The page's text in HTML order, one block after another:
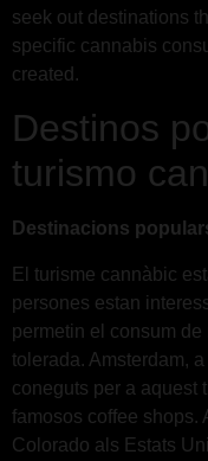
seek out destinations
specific cannabis
created.
Destinos
turismo
Destinacions
El turisme cannàbic
persones estan
permetin el consum
tolerada. Amsterdam,
coneguts per a aquest
famosos coffee shops.
Colorado als Estats